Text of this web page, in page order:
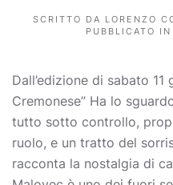
SCRITTO DA LORENZO
PUBBLICATO IN
Dall’edizione di sabato
Cremonese” Ha lo
tutto sotto controllo,
ruolo, e un tratto del
racconta la nostalgia di